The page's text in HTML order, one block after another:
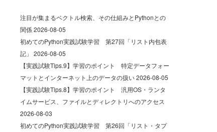
注目が集まるベクトル検索、その仕組みとPythonとの
関係2026-08-05
初めてのPython実践試験学習 第27回「リスト内包表
記」 2026-08-05
【実践試験Tips.9】学習のポイント 特定データフォー
マットとインターネット上のデータの扱い2026-08-05
【実践試験Tips.8】学習のポイント 汎用OS・ランタ
イムサービス、ファイルとディレクトリへのアクセス
2026-08-03
初めてのPython実践試験学習 第26回「リスト・タプ